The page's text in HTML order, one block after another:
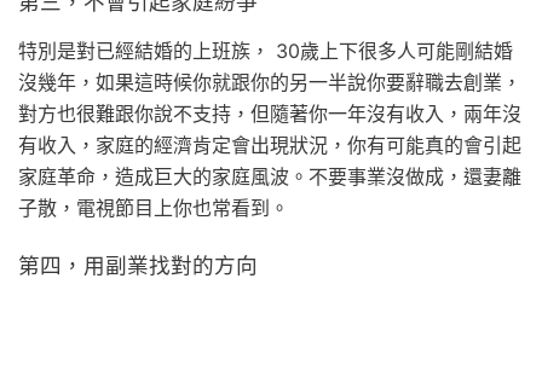
特別是對已經結婚的上班族， 30歲上下很多人可能剛結婚
沒幾年，如果這時候你就跟你的另一半說你要辭職去創業，
對方也很難跟你說不支持，但隨著你一年沒有收入，兩年沒
有收入，家庭的經濟肯定會出現狀況，你有可能真的會引起
家庭革命，造成巨大的家庭風波。不要事業沒做成，還妻離
子散，電視節目上你也常看到。
第四，用副業找對的方向